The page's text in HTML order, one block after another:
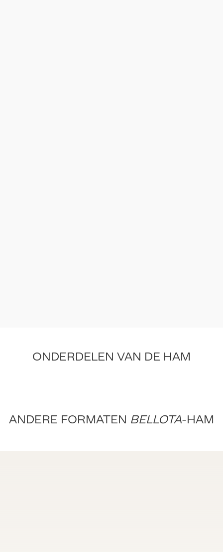
ONDERDELEN VAN DE HAM
ANDERE FORMATEN BELLOTA-HAM